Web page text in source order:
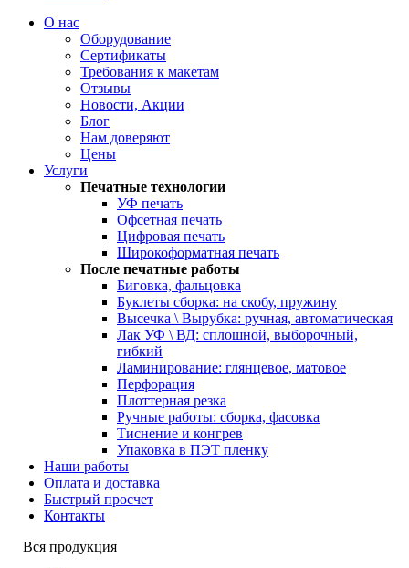
О нас
Оборудование
Сертификаты
Требования к макетам
Отзывы
Новости, Акции
Блог
Нам доверяют
Цены
Услуги
Печатные технологии
УФ печать
Офсетная печать
Цифровая печать
Широкоформатная печать
После печатные работы
Биговка, фальцовка
Буклеты сборка: на скобу, пружину
Высечка \ Вырубка: ручная, автоматическая
Лак УФ \ ВД: сплошной, выборочный,
гибкий
Ламинирование: глянцевое, матовое
Перфорация
Плоттерная резка
Ручные работы: сборка, фасовка
Тиснение и конгрев
Упаковка в ПЭТ пленку
Наши работы
Оплата и доставка
Быстрый просчет
Контакты
Вся продукция